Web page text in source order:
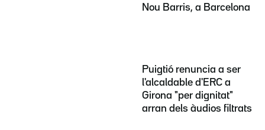
Nou Barris, a Barcelona
Puigtió renuncia a ser
l'alcaldable d'ERC a
Girona "per dignitat"
arran dels àudios filtrats